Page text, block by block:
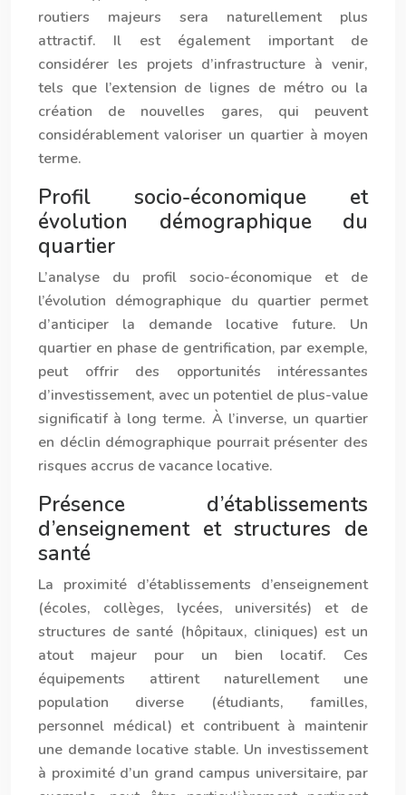
routiers majeurs sera naturellement plus
attractif. Il est également important de
considérer les projets d’infrastructure à venir,
tels que l’extension de lignes de métro ou la
création de nouvelles gares, qui peuvent
considérablement valoriser un quartier à moyen
terme.
Profil socio-économique et
évolution démographique du
quartier
L’analyse du profil socio-économique et de
l’évolution démographique du quartier permet
d’anticiper la demande locative future. Un
quartier en phase de gentrification, par exemple,
peut offrir des opportunités intéressantes
d’investissement, avec un potentiel de plus-value
significatif à long terme. À l’inverse, un quartier
en déclin démographique pourrait présenter des
risques accrus de vacance locative.
Présence d’établissements
d’enseignement et structures de
santé
La proximité d’établissements d’enseignement
(écoles, collèges, lycées, universités) et de
structures de santé (hôpitaux, cliniques) est un
atout majeur pour un bien locatif. Ces
équipements attirent naturellement une
population diverse (étudiants, familles,
personnel médical) et contribuent à maintenir
une demande locative stable. Un investissement
à proximité d’un grand campus universitaire, par